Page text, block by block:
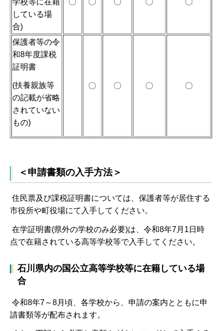
している場
合)
保護者等の令
和8年度課税
証明書
(扶養親族等
の記載が省略
されていない
もの)
〇 〇 〇 〇
＜申請書類の入手方法＞
住民票及び課税証明書については、保護者等が居住する
市役所や町役場にて入手してください。
在学証明書(県外の学校のみ必要)は、令和8年7月1日時
点で在籍されている高等学校等で入手してください。
石川県内の国公立高等学校等に在籍している場
合
令和8年7～8月頃、各学校から、申請の案内とともに申
請書類等が配布されます。